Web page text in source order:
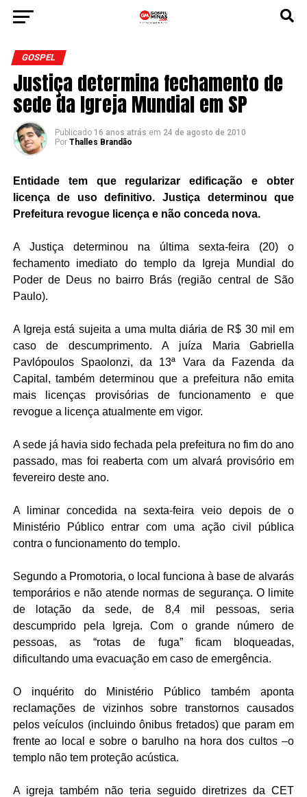
GOSPEL
Justiça determina fechamento de
sede da Igreja Mundial em SP
Publicado 16 anos atrás em 24 de agosto de 2010
Por Thalles Brandão
Entidade tem que regularizar edificação e obter
licença de uso definitivo. Justiça determinou que
Prefeitura revogue licença e não conceda nova.
A Justiça determinou na última sexta-feira (20) o
fechamento imediato do templo da Igreja Mundial do
Poder de Deus no bairro Brás (região central de São
Paulo).
A Igreja está sujeita a uma multa diária de R$ 30 mil em
caso de descumprimento. A juíza Maria Gabriella
Pavlópoulos Spaolonzi, da 13ª Vara da Fazenda da
Capital, também determinou que a prefeitura não emita
mais licenças provisórias de funcionamento e que
revogue a licença atualmente em vigor.
A sede já havia sido fechada pela prefeitura no fim do ano
passado, mas foi reaberta com um alvará provisório em
fevereiro deste ano.
A liminar concedida na sexta-feira veio depois de o
Ministério Público entrar com uma ação civil pública
contra o funcionamento do templo.
Segundo a Promotoria, o local funciona à base de alvarás
temporários e não atende normas de segurança. O limite
de lotação da sede, de 8,4 mil pessoas, seria
descumprido pela Igreja. Com o grande número de
pessoas, as “rotas de fuga” ficam bloqueadas,
dificultando uma evacuação em caso de emergência.
O inquérito do Ministério Público também aponta
reclamações de vizinhos sobre transtornos causados
pelos veículos (incluindo ônibus fretados) que param em
frente ao local e sobre o barulho na hora dos cultos –o
templo não tem proteção acústica.
A igreja também não teria seguido diretrizes da CET